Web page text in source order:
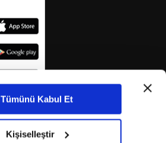
Tümünü Kabul Et
Kişiselleştir